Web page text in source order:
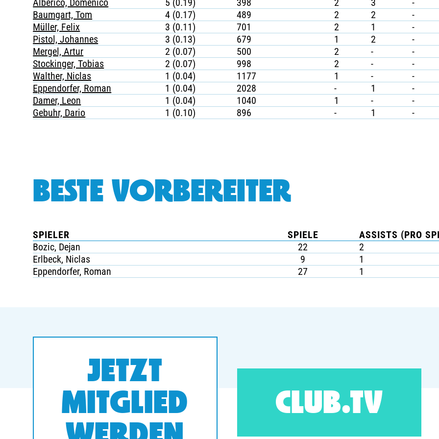
Alberico, Domenico
5 (0.19) 398 2 3 -
Baumgart, Tom
4 (0.17) 489 2 2 -
Müller, Felix
3 (0.11) 701 2 1 -
Pistol, Johannes
3 (0.13) 679 1 2 -
Mergel, Artur
2 (0.07) 500 2 - -
Stockinger, Tobias
2 (0.07) 998 2 - -
Walther, Niclas
1 (0.04) 1177 1 - -
Eppendorfer, Roman
1 (0.04) 2028 - 1 -
Damer, Leon
1 (0.04) 1040 1 - -
Gebuhr, Dario
1 (0.10) 896 - 1 -
BESTE VORBEREITER
SPIELER SPIELE
ASSISTS (PRO
Bozic, Dejan
22
2
Erlbeck, Niclas
9
1
Eppendorfer, Roman
27 1
JETZT
MITGLIED
CLUB.TV